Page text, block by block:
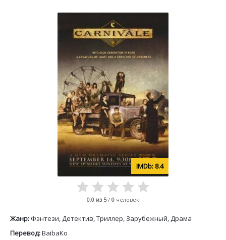
8.4
0.0 из 5/ 0 человек
Жанр: Фэнтези, Детектив, Триллер, Зарубежный, Драма
Перевод:BaibaKo